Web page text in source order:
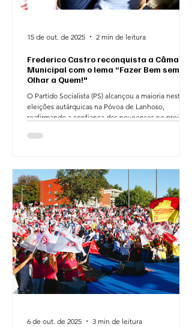
Frederico Castro reconquista a Câmara
Municipal com o lema “Fazer Bem sem
Olhar a Quem!"
O Partido Socialista (PS) alcançou a maioria nestas
eleições autárquicas na Póvoa de Lanhoso,
reafirmando a confiança dos povoenses no projeto
candidato à Câmara Municipal e à Assembleia
elegendo 4 vereadores e garantindo a continuidade
do projeto socialista na liderança do município.
Frederico Castro foi reeleito Presidente da Câ
15 de out. de 2025 2 min de leitura
6 de out. de 2025 3 min de leitura